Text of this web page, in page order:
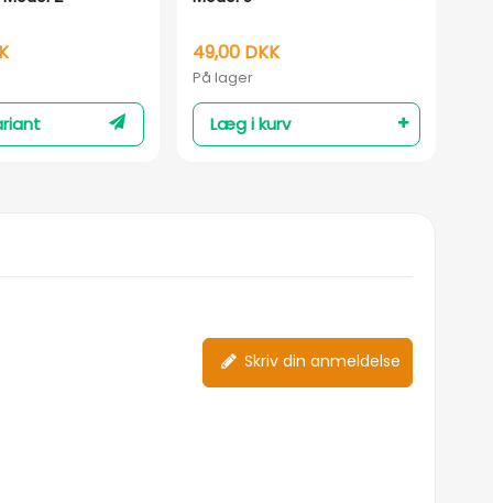
49,00 DKK
På lager
Læg i kurv
Skriv din anmeldelse